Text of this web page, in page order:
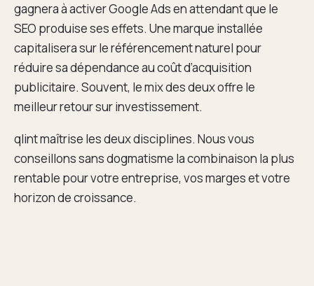
gagnera à activer Google Ads en attendant que le
SEO produise ses effets. Une marque installée
capitalisera sur le référencement naturel pour
réduire sa dépendance au coût d’acquisition
publicitaire. Souvent, le mix des deux offre le
meilleur retour sur investissement.
qlint maîtrise les deux disciplines. Nous vous
conseillons sans dogmatisme la combinaison la plus
rentable pour votre entreprise, vos marges et votre
horizon de croissance.